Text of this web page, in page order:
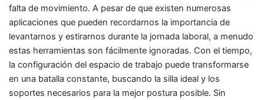
falta de movimiento. A pesar de que existen numerosas
aplicaciones que pueden recordarnos la importancia de
levantarnos y estirarnos durante la jornada laboral, a menudo
estas herramientas son fácilmente ignoradas. Con el tiempo,
la configuración del espacio de trabajo puede transformarse
en una batalla constante, buscando la silla ideal y los
soportes necesarios para la mejor postura posible. Sin